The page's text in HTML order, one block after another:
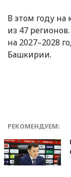
В этом году на
из 47
на 2027–2028
Башкирии.
РЕКОМЕНДУЕМ: